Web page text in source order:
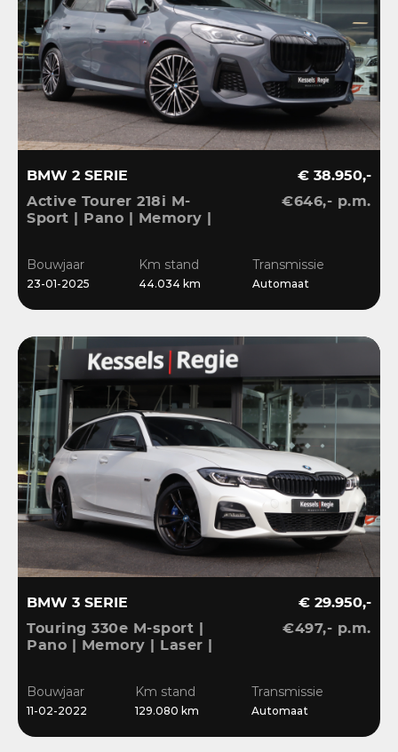
BMW 2 SERIE
Active Tourer 218i M-
Sport | Pano | Memory |
€ 38.950,-
€646,- p.m.
Bouwjaar
23-01-2025
Km stand
44.034 km
Transmissie
Automaat
BMW 3 SERIE
Touring 330e M-sport |
Pano | Memory | Laser |
Bliss | Ambient | Pearl
White
€ 29.950,-
€497,- p.m.
Bouwjaar
11-02-2022
Km stand
129.080 km
Transmissie
Automaat